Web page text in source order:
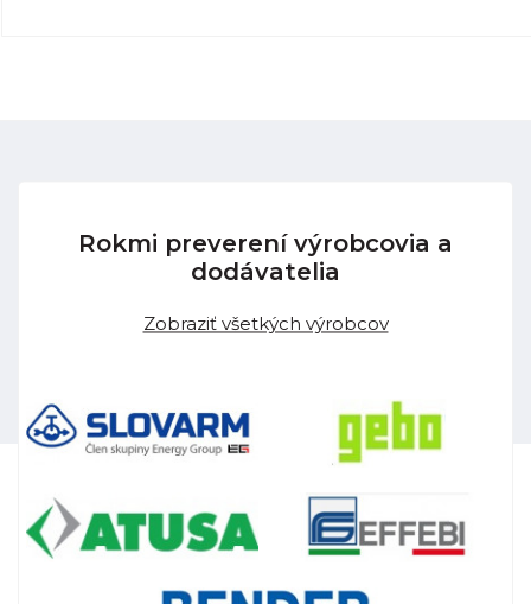
Rokmi preverení výrobcovia a
dodávatelia
Zobraziť všetkých výrobcov